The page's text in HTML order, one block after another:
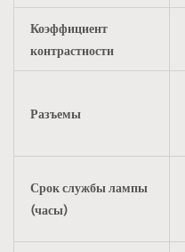
Коэффициент
контрастности
Разъемы
Срок службы лампы
(часы)